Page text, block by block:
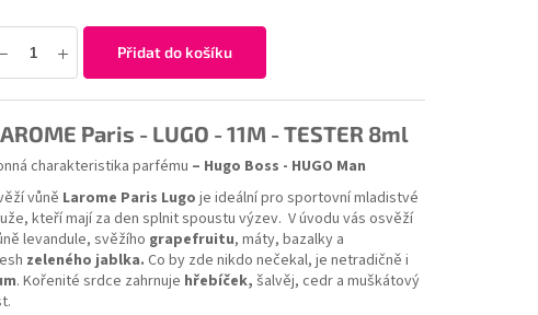
Přidat do košíku
Paris - LUGO - 11M - TESTER 8ml
charakteristika parfému – Hugo Boss - HUGO Man
vůně Larome Paris Lugo je ideální pro sportovní mladistvé
kteří mají za den splnit spoustu výzev. V úvodu vás osvěží
levandule, svěžího grapefruitu, máty, bazalky a
zeleného jablka. Co by zde nikdo nečekal, je netradičně i
. Kořenité srdce zahrnuje hřebíček, šalvěj, cedr a muškátový